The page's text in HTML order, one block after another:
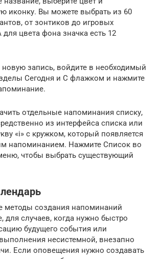
иконку. Вы можете выбрать из 60
от зонтиков до игровых
цвета фона значка есть 12
запись, войдите в необходимый
Сегодня и С флажком и нажмите
отдельные напоминания списку,
из интерфейса списка или
«i» с кружком, который появляется
напоминанием. Нажмите Список во
чтобы выбрать существующий
создания напоминаний
для случаев, когда нужно быстро
будущего события или
несистемной, внезапно
Если оповещения нужно создавать